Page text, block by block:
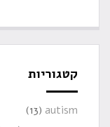
קטגוריות
autism
(13)